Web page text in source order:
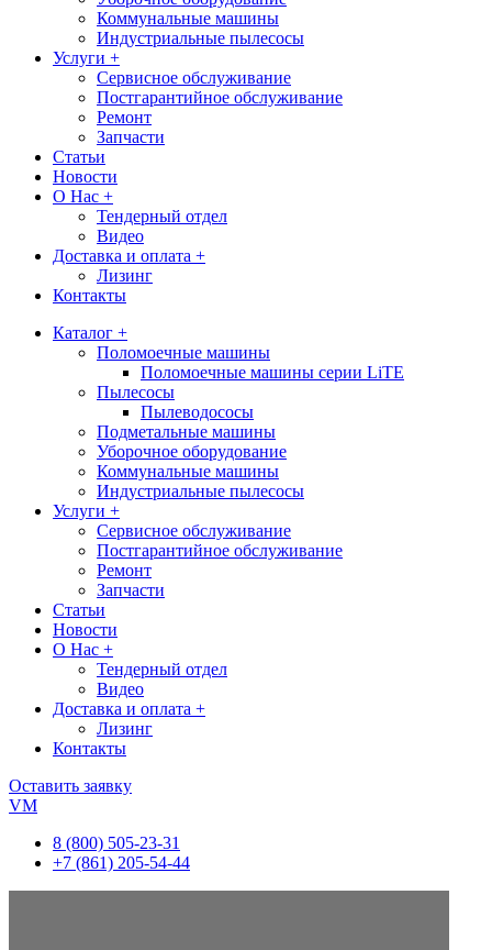
Коммунальные машины
Индустриальные пылесосы
Услуги +
Сервисное обслуживание
Постгарантийное обслуживание
Ремонт
Запчасти
Статьи
Новости
О Нас +
Тендерный отдел
Видео
Доставка и оплата +
Лизинг
Контакты
Каталог +
Поломоечные машины
Поломоечные машины серии LiTE
Пылесосы
Пылеводососы
Подметальные машины
Уборочное оборудование
Коммунальные машины
Индустриальные пылесосы
Услуги +
Сервисное обслуживание
Постгарантийное обслуживание
Ремонт
Запчасти
Статьи
Новости
О Нас +
Тендерный отдел
Видео
Доставка и оплата +
Лизинг
Контакты
Оставить заявку
VM
8 (800) 505-23-31
+7 (861) 205-54-44